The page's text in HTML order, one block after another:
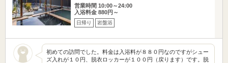
営業時間 10:00～24:00
入浴料金 880円～
日帰り 岩盤浴
初めての訪問でした。料金は入浴料が８８０円なのですがシュー
ズ入れが１０円、脱衣ロッカーが１００円（戻ります）です。脱